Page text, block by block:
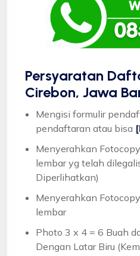
Persyaratan
Cirebon, Jawa
Mengisi formulir
pendaftaran atau bisa
Menyerahkan
lembar yg telah
Diperlihatkan)
Menyerahkan
lembar
Photo 3 x 4 = 6 Buah
Dengan Latar Biru